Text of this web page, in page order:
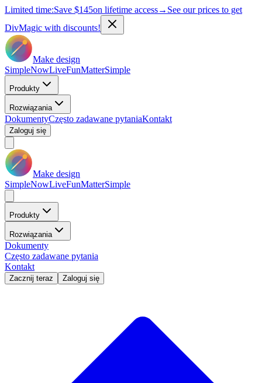
Limited time:Save $145on lifetime access→ See our prices to get
DivMagic with discounts!
Make design
SimpleNowLiveFunMatterSimple
Produkty
Rozwiązania
DokumentyCzęsto zadawane pytaniaKontakt
Zaloguj się
Make design
SimpleNowLiveFunMatterSimple
Produkty
Rozwiązania
Dokumenty
Często zadawane pytania
Kontakt
Zacznij teraz Zaloguj się